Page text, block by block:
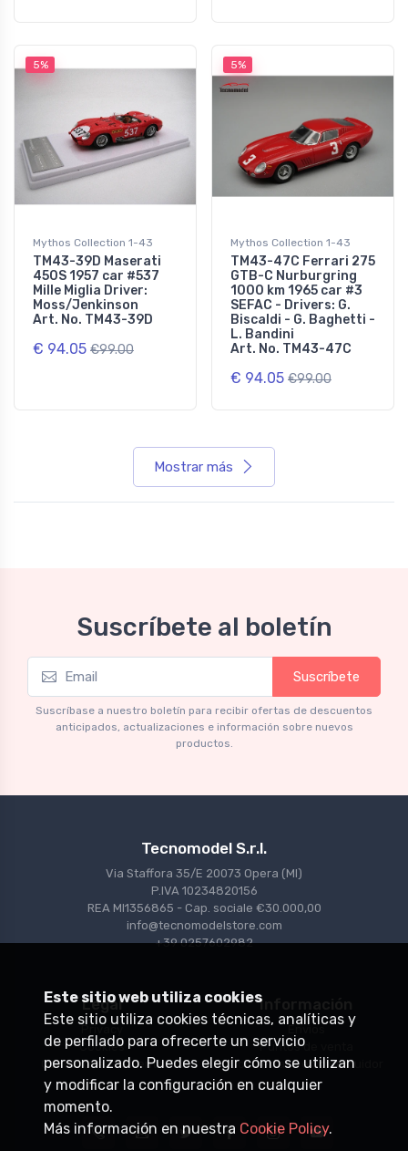
5%
Mythos Collection 1-43
TM43-39D Maserati
450S 1957 car #537
Mille Miglia Driver:
Moss/Jenkinson
Art. No. TM43-39D
€ 94.05 €99.00
5%
Mythos Collection 1-43
TM43-47C Ferrari 275
GTB-C Nurburgring
1000 km 1965 car #3
SEFAC - Drivers: G.
Biscaldi - G. Baghetti -
L. Bandini
Art. No. TM43-47C
€ 94.05 €99.00
Mostrar más
Suscríbete al boletín
Suscríbete
Suscríbase a nuestro boletín para recibir ofertas de descuentos
anticipados, actualizaciones e información sobre nuevos
productos.
Tecnomodel S.r.l.
Via Staffora 35/E 20073 Opera (MI)
P.IVA 10234820156
REA MI1356865 - Cap. sociale €30.000,00
info@tecnomodelstore.com
+39 0257602982
Legal
Cookies
Condiciones de venta
Información
Puntos de venta
Conviértase en distribuidor
Este sitio web utiliza cookies
Este sitio utiliza cookies técnicas, analíticas y
de perfilado para ofrecerte un servicio
personalizado. Puedes elegir cómo se utilizan
y modificar la configuración en cualquier
momento.
Más información en nuestra Cookie Policy.